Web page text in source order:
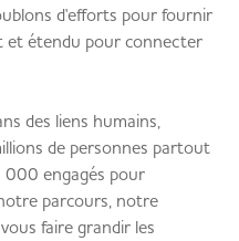
d'efforts pour fournir
et étendu pour connecter
des liens humains,
de personnes partout
000 engagés pour
parcours, notre
faire grandir les